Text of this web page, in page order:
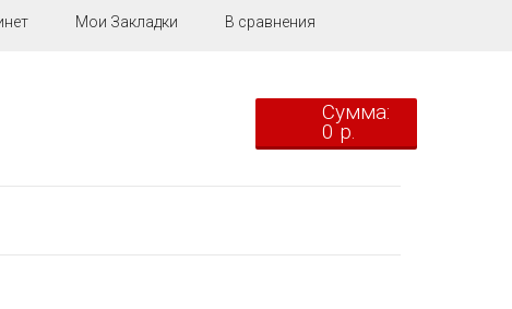
Мои Закладки В сравнения
Сумма:
0 р.